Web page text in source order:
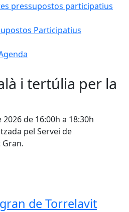
pressupostos participatius
Participatius
i tertúlia per la
de 16:00h a 18:30h
pel Servei de
de Torrelavit